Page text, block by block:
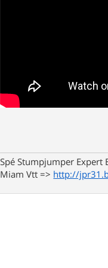
Spé Stumpjumper Expert
Miam Vtt => http://